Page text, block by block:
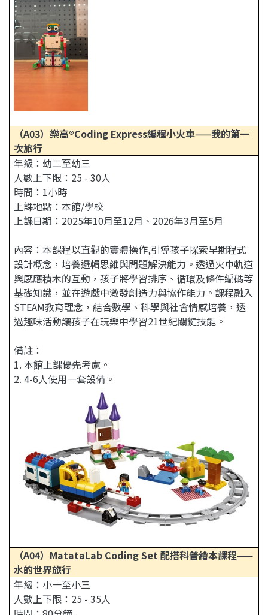
（A03） 樂高®Coding Express編程小火車——我的第一
次旅行
年級：幼二至幼三
人數上下限：25 - 30人
時間：1小時
上課地點：本館/學校
上課日期：2025年10月至12月、2026年3月至5月
內容：本課程以直觀的實體操作,引導孩子探索早期程式
設計概念，培養邏輯思維與問題解決能力。透過火車軌道
與感應積木的互動，孩子將學習排序、循環及條件編碼等
基礎知識，並在遊戲中激發創造力與協作能力。課程融入
STEAM教育理念，結合數學、科學與社會情感培養，透
過趣味活動讓孩子在玩樂中學習21世紀關鍵技能。
備註：
1. 本館上課優先考慮。
2. 4-6人使用一套設備。
（A04）MatataLab Coding Set 配搭科普繪本課程——
水的世界旅行
年級：小一至小三
人數上下限：25 - 35人